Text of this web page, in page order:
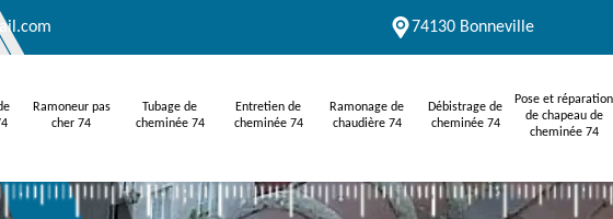
74130 Bonneville
Ramoneur pas
cher 74
Tubage de
cheminée 74
Entretien de
cheminée 74
Ramonage de
chaudière 74
Débistrage de
cheminée 74
Pose et réparation
de chapeau de
cheminée 74